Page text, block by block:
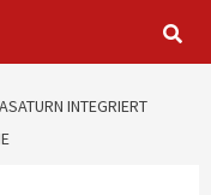
INTEGRIERT